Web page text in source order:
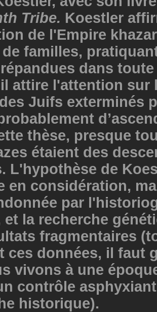
Tribe. Koestler
de l'Empire
de familles,
dans
attire l'attention sur
Juifs exterminés
thèse, presque
étaient des
L'hypothèse de
en considération,
par
et la recherche
fragmentaires
ces données, il faut
vivons à une
contrôle
historique).